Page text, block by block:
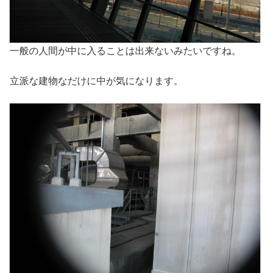
一般の人間が中に入ることは出来ないみたいですね。
立派な建物なだけに中が気になります。